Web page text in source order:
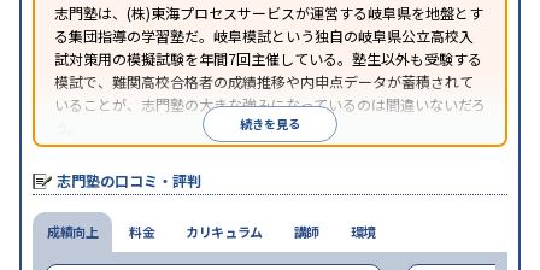
志門塾は、(株)東海プロセスサービスが運営する岐阜県を地盤とす
る集団指導の学習塾だ。岐阜模試という独自の岐阜県公立高校入
試対策用の模擬試験を年間7回主催している。塾生以外も受験する
模試で、難関高校合格者の成績推移や内申点データが蓄積されて
いることが、志門塾の大きな強みになっているのは間違いないだろ
続きを見る
志門塾の口コミ・評判
成績向上 料金 カリキュラム 講師 環境